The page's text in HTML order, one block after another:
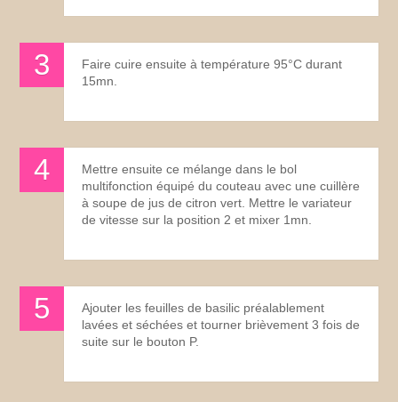
Faire cuire ensuite à température 95°C durant
15mn.
Mettre ensuite ce mélange dans le bol
multifonction équipé du couteau avec une cuillère
à soupe de jus de citron vert. Mettre le variateur
de vitesse sur la position 2 et mixer 1mn.
Ajouter les feuilles de basilic préalablement
lavées et séchées et tourner brièvement 3 fois de
suite sur le bouton P.